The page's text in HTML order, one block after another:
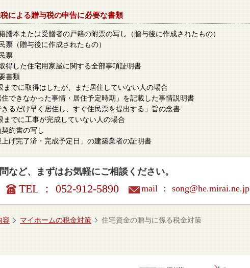
による贈与税の申告に必要な書類
謄本または受贈者の戸籍の附票の写し（贈与後に作成されたもの）
票（贈与後に作成されたもの）
票
得した住宅用家屋に関する全部事項証明書
書類
までに取得はしたが、まだ居住していない人の場合
住できなかった事情・居住予定時期」を記載した事情説明書
きるだけ早く居住し、すぐ住民票を提出する」旨の念書
までに工事が完成していない人の場合
契約書の写し
上げ完了済・完成予定日」の建築業者の証明書
など、まずはお気軽にご相談ください。
TEL ： 052-912-5890 mail ： song@he.mirai.ne.jp
容 マイホームの税金対策 住宅資金の贈与に係る税金対策